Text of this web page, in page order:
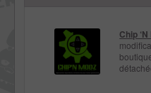
Chip